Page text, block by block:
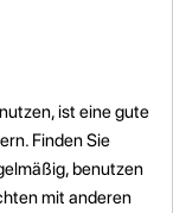
ist eine gute
Finden Sie
benutzen
mit anderen